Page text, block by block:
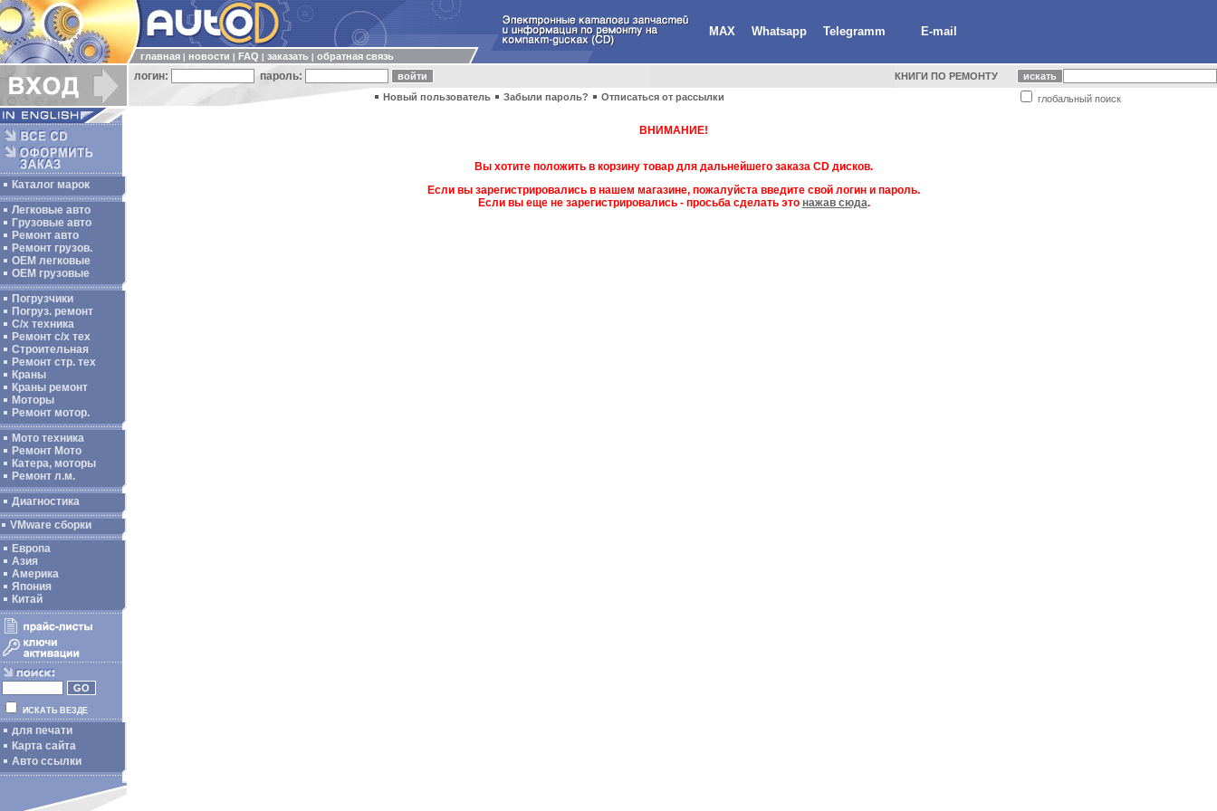
MAX Whatsapp Telegramm E-mail
главная новости FAQ заказать обратная связь
логин: пароль: КНИГИ ПО РЕМОНТУ
глобальный поиск
Новый пользователь Забыли пароль? Отписаться от рассылки
Каталог марок
Легковые авто
Грузовые авто
Ремонт авто
Ремонт грузов.
ОЕМ легковые
OEM грузовые
Погрузчики
Погруз. ремонт
С/х техника
Ремонт с/х тех
Строительная
Ремонт стр. тех
Краны
Краны ремонт
Моторы
Ремонт мотор.
Мото техника
Ремонт Мото
Катера, моторы
Ремонт л.м.
Диагностика
VMware сборки
Европа
Азия
Америка
Япония
Китай
ИСКАТЬ ВЕЗДЕ
для печати
Карта сайта
Авто ссылки
ВНИМАНИЕ!
Вы хотите положить в корзину товар для дальнейшего заказа CD дисков.
Если вы зарегистрировались в нашем магазине, пожалуйста введите свой логин и пароль.
Если вы еще не зарегистрировались - просьба сделать это нажав сюда.